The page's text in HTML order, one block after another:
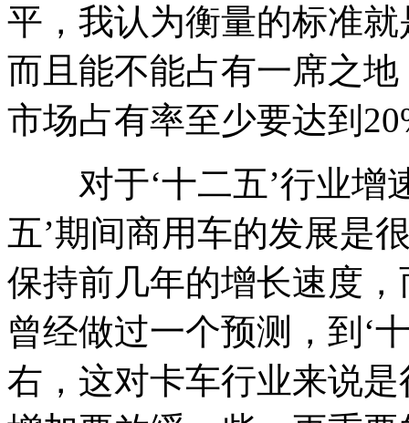
平，我认为衡量的标准
而且能不能占有一席之
市场占有率至少要达到
对于‘十二五’行业增
五’期间商用车的发展是
保持前几年的增长速度
曾经做过一个预测，到‘
右，这对卡车行业来说是